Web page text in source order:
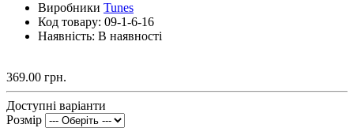
Виробники Tunes
Код товару: 09-1-6-16
Наявність: В наявності
369.00 грн.
Доступні варіанти
Розмір